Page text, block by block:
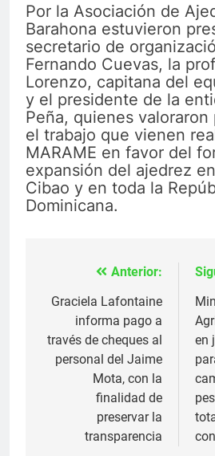
Por la Asociación de
Barahona estuvieron
secretario de
Fernando Cuevas, la
Lorenzo, capitana del
y el presidente de la
Peña, quienes
el trabajo que vienen
MARAME en favor del
expansión del ajedrez
Cibao y en toda la
Dominicana.
Navegación
de
entradas
Anterior:
Graciela Lafontaine
informa pago a
través de cheques al
personal del Jaime
Mota, con la
finalidad de
preservar la
transparencia
en